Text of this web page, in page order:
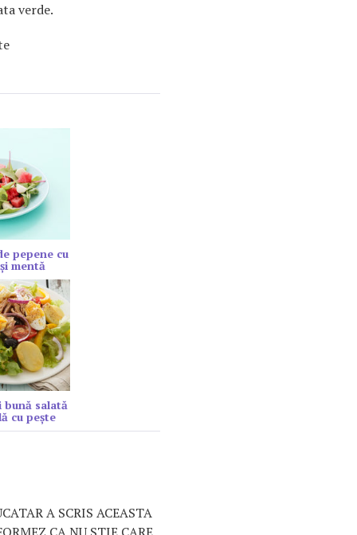
verde.
pepene cu
mentă
bună salată
cu peşte
A SCRIS ACEASTA